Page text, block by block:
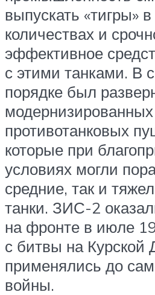
выпускать «тигры»
количествах и
эффективное
с этими танками. В
порядке был
модернизированных
противотанковых
которые при
условиях могли
средние, так и
танки. ЗИС-2
на фронте в июле
с битвы на Курской
применялись до
войны.